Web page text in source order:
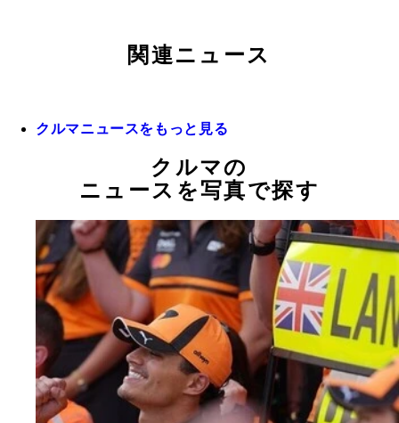
関連ニュース
クルマニュースをもっと見る
クルマの
ニュースを写真で探す